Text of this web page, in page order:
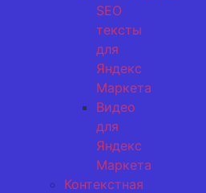
SEO
тексты
для
Яндекс
Маркета
Видео
для
Яндекс
Маркета
Контекстная